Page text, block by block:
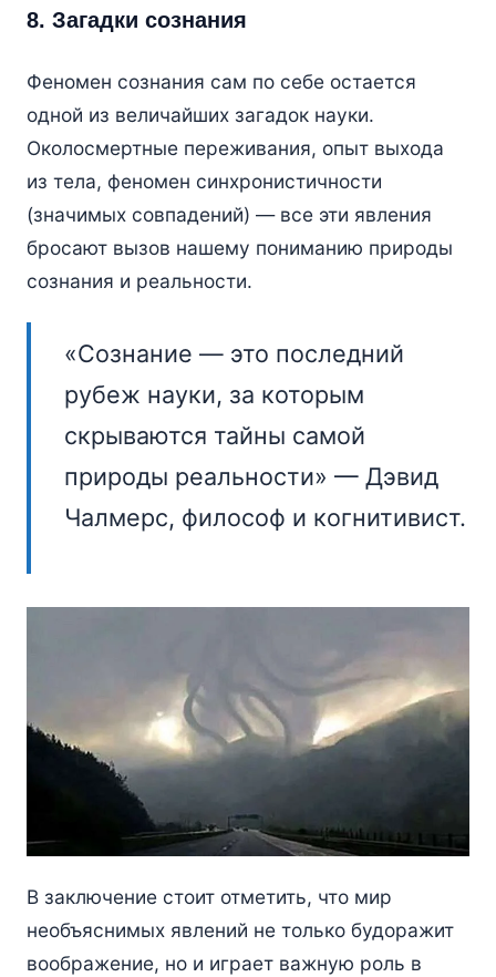
8. Загадки сознания
Феномен сознания сам по себе остается
одной из величайших загадок науки.
Околосмертные переживания, опыт выхода
из тела, феномен синхронистичности
(значимых совпадений) — все эти явления
бросают вызов нашему пониманию природы
сознания и реальности.
«Сознание — это последний
рубеж науки, за которым
скрываются тайны самой
природы реальности» — Дэвид
Чалмерс, философ и когнитивист.
В заключение стоит отметить, что мир
необъяснимых явлений не только будоражит
воображение, но и играет важную роль в